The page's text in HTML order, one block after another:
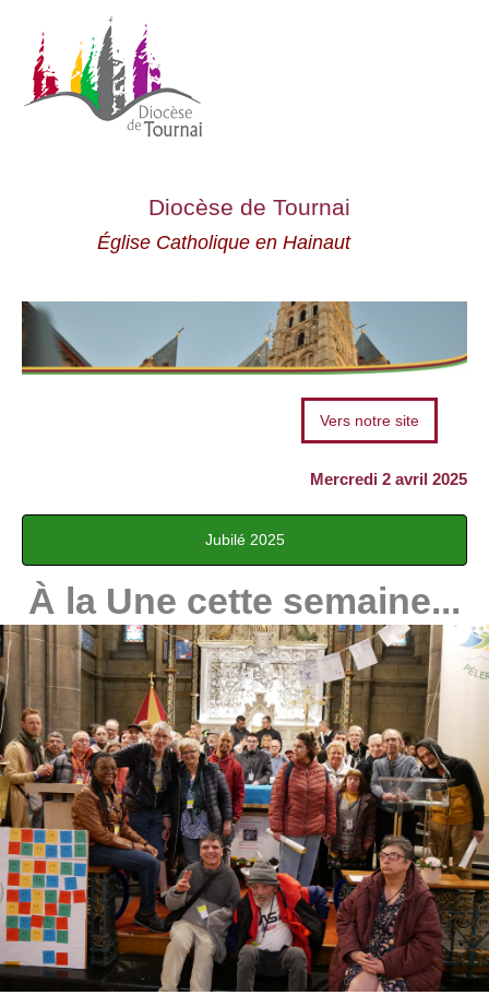
Diocèse de Tournai
Église Catholique en Hainaut
Vers notre site
Mercredi 2 avril 2025
Jubilé 2025
‍À la Une cette semaine...